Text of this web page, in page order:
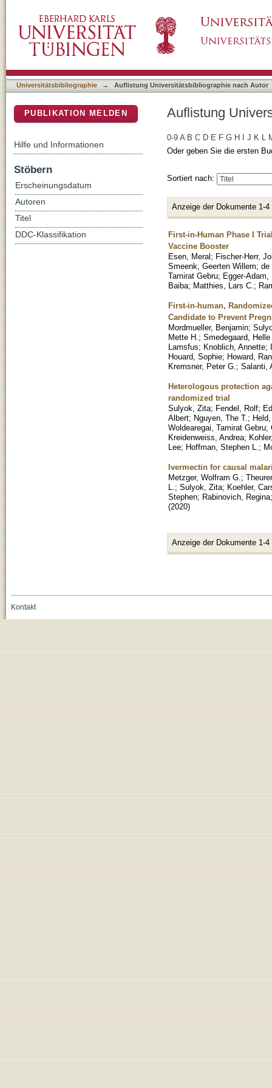
Universitätsbibliographie → Auflistung Universitätsbibliographie nach Autor
Auflistung
0-9 A B C D E F G H J K L
Oder geben Sie die ersten
Sortiert nach:
Anzeige der Dokumente 1-4
First-in-Human Phase I
Vaccine Booster
Esen, Meral; Fischer-Herr,
Smeenk, Geerten Willem; de
Tamirat Gebru; Egger-Adam,
Baiba; Matthies, Lars C. ;
First-in-human,
Candidate to Prevent
Mordmueller, Benjamin;
Mette H. ; Smedegaard,
Lamsfus; Knoblich, Annette;
Houard, Sophie; Howard,
Kremsner, Peter G. ; Salanti,
Heterologous protection
randomized trial
Sulyok, Zita; Fendel, Rolf;
Albert; Nguyen, The T. ;
Woldearegai, Tamirat Gebru;
Kreidenweiss, Andrea;
Lee; Hoffman, Stephen L. ;
Ivermectin for causal
Metzger, Wolfram G. ;
L. ; Sulyok, Zita; Koehler,
Stephen; Rabinovich, Regina
(2020)
Anzeige der Dokumente 1-4
PUBLIKATION MELDEN
Hilfe und Informationen
Stöbern
Erscheinungsdatum
Autoren
Titel
DDC-Klassifikation
Kontakt